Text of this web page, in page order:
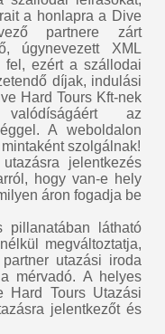
a honlapra a Dive
partnere zárt
úgynevezett XML
fel, ezért a szállodai
díjak, indulási
Hard Tours Kft-nek
az
A weboldalon
szolgálnak!
jelentkezés
hogy van-e hely
áron fogadja be
pillanatában látható
megváltoztatja,
utazási iroda
mérvadó. A helyes
Hard Tours Utazási
jelentkezőt és